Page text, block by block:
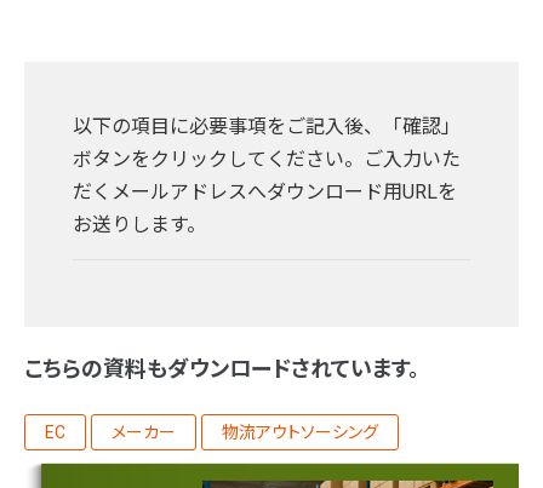
以下の項目に必要事項をご記入後、「確認」
ボタンをクリックしてください。ご入力いた
だくメールアドレスへダウンロード用URLを
お送りします。
こちらの資料もダウンロードされています。
EC メーカー 物流アウトソーシング